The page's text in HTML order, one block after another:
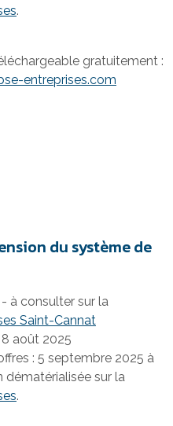
.
gratuitement :
entreprises.com
du système de
à consulter sur la
Saint-Cannat
8 août 2025
: 5 septembre 2025 à
dématérialisée sur la
.